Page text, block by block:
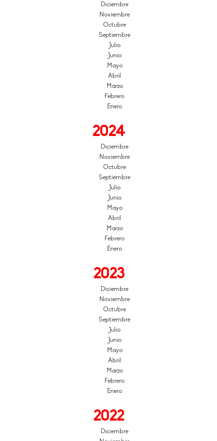
Diciembre
Noviembre
Octubre
Septiembre
Julio
Junio
Mayo
Abril
Marzo
Febrero
Enero
2024
Diciembre
Noviembre
Octubre
Septiembre
Julio
Junio
Mayo
Abril
Marzo
Febrero
Enero
2023
Diciembre
Noviembre
Octubre
Septiembre
Julio
Junio
Mayo
Abril
Marzo
Febrero
Enero
2022
Diciembre